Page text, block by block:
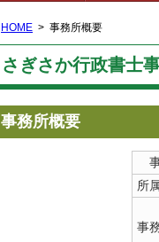
HOME 事務所概要
さぎさか行政書士
事務所概要
所
事